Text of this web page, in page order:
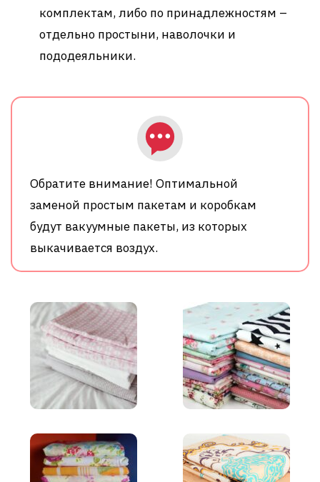
комплектам, либо по принадлежностям –
отдельно простыни, наволочки и
пододеяльники.
Обратите внимание! Оптимальной
заменой простым пакетам и коробкам
будут вакуумные пакеты, из которых
выкачивается воздух.